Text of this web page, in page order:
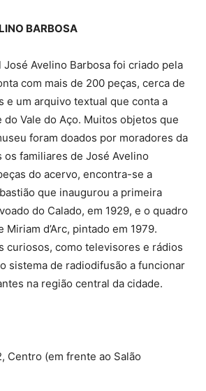
BARBOSA
José Avelino Barbosa foi criado pela
com mais de 200 peças, cerca de
e um arquivo textual que conta a
do Vale do Aço. Muitos objetos que
foram doados por moradores da
familiares de José Avelino
do acervo, encontra-se a
que inaugurou a primeira
do Calado, em 1929, e o quadro
Miriam d’Arc, pintado em 1979.
curiosos, como televisores e rádios
sistema de radiodifusão a funcionar
na região central da cidade.
Centro (em frente ao Salão